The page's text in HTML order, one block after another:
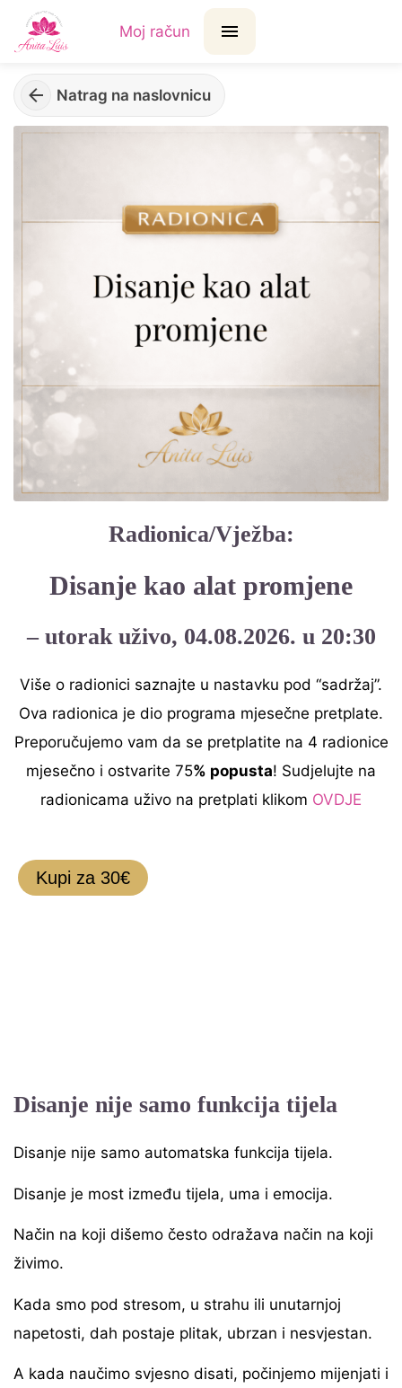
Moj račun
Natrag na naslovnicu
Radionica/Vježba:
Disanje kao alat promjene
– utorak uživo, 04.08.2026. u 20:30
Više o radionici saznajte u nastavku pod “sadržaj”.
Ova radionica je dio programa mjesečne pretplate.
Preporučujemo vam da se pretplatite na 4 radionice
mjesečno i ostvarite 75% popusta! Sudjelujte na
radionicama uživo na pretplati klikom OVDJE
Kupi za 30€
Disanje nije samo funkcija tijela
Disanje nije samo automatska funkcija tijela.
Disanje je most između tijela, uma i emocija.
Način na koji dišemo često odražava način na koji
živimo.
Kada smo pod stresom, u strahu ili unutarnjoj
napetosti, dah postaje plitak, ubrzan i nesvjestan.
A kada naučimo svjesno disati, počinjemo mijenjati i